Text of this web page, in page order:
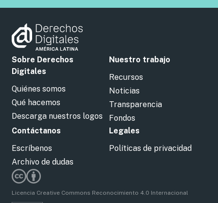
Sobre Derechos
Digitales
Quiénes somos
Qué hacemos
Descarga nuestros logos
Nuestro trabajo
Recursos
Noticias
Transparencia
Fondos
Contáctanos
Escríbenos
Archivo de dudas
Legales
Políticas de privacidad
Licencia Creative Commons Reconocimiento 4.0 Internacional